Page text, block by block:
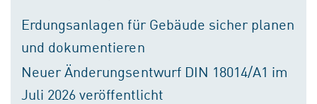
Erdungsanlagen für Gebäude sicher planen
und dokumentieren
Neuer Änderungsentwurf DIN 18014/A1 im
Juli 2026 veröffentlicht